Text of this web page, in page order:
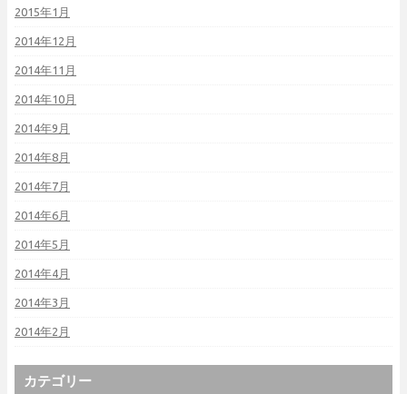
2015年1月
2014年12月
2014年11月
2014年10月
2014年9月
2014年8月
2014年7月
2014年6月
2014年5月
2014年4月
2014年3月
2014年2月
カテゴリー